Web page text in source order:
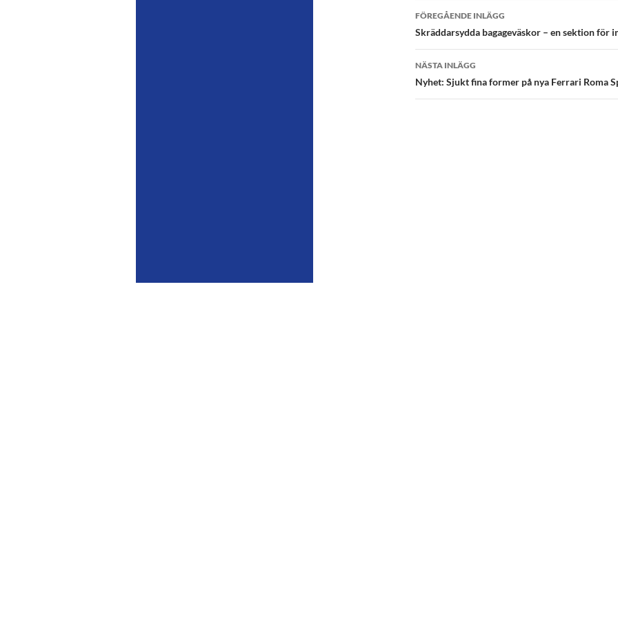
Inläggsnavigering
FÖREGÅENDE INLÄGG
Skräddarsydda bagageväskor – en sektion för
NÄSTA INLÄGG
Nyhet: Sjukt fina former på nya Ferrari Roma